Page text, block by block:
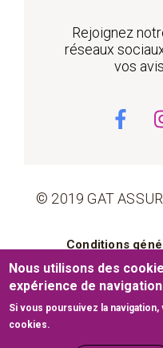
Rejoignez
réseaux
vos
© 2019 GAT
Pied de
Conditions
Cookies
Plan du site
Site web développé par
Nous utilisons des
expérience de
Si vous poursuivez la
cookies.